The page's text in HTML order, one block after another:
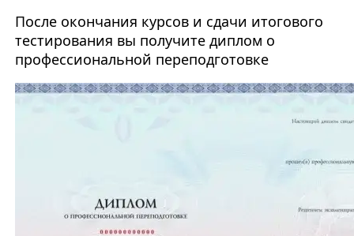
После окончания курсов и сдачи итогового
тестирования вы получите диплом о
профессиональной переподготовке